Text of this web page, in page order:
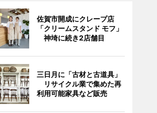
佐賀市開成にクレープ店
「クリームスタンド モフ」
神埼に続き2店舗目
三日月に「古材と古道具」
リサイクル業で集めた再
利用可能家具など販売